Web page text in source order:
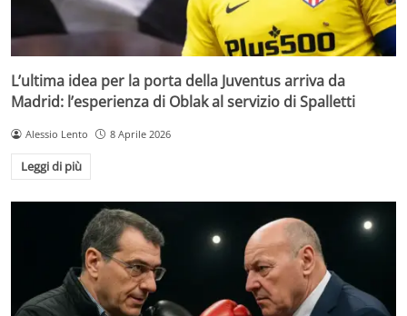
L’ultima idea per la porta della Juventus arriva da
Madrid: l’esperienza di Oblak al servizio di Spalletti
Alessio Lento 8 Aprile 2026
Leggi di più